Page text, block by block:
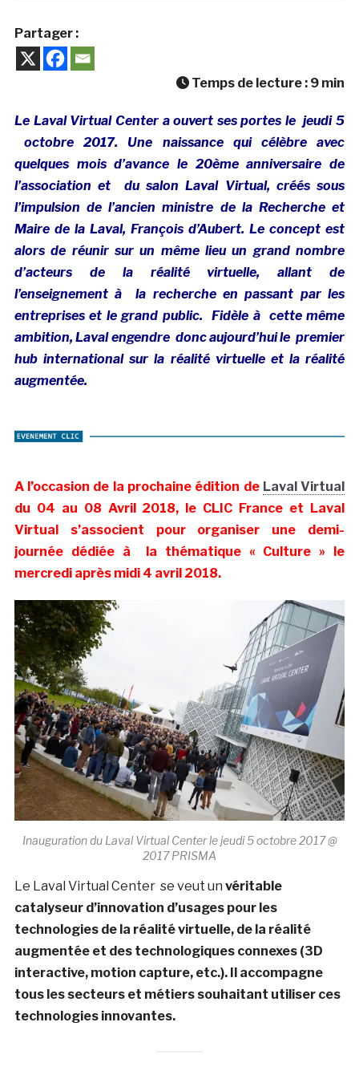
Partager :
Temps de lecture : 9 min
Le Laval Virtual Center a ouvert ses portes le jeudi 5
octobre 2017. Une naissance qui célèbre avec
quelques mois d’avance le 20ème anniversaire de
l’association et du salon Laval Virtual, créés sous
l’impulsion de l’ancien ministre de la Recherche et
Maire de la Laval, François d’Aubert. Le concept est
alors de réunir sur un même lieu un grand nombre
d’acteurs de la réalité virtuelle, allant de
l’enseignement à la recherche en passant par les
entreprises et le grand public. Fidèle à cette même
ambition, Laval engendre donc aujourd’hui lepremier
hub international sur la réalité virtuelle et la réalité
augmentée.
A l’occasion de la prochaine édition de Laval Virtual
du 04 au 08 Avril 2018, le CLIC France et Laval
Virtual s’associent pour organiser une demi-
journée dédiée à la thématique « Culture » le
mercredi après midi 4 avril 2018.
Inauguration du Laval Virtual Center le jeudi 5 octobre 2017 @
2017 PRISMA
Le Laval Virtual Center se veut un véritable
catalyseur d’innovation d’usages pour les
technologies de la réalité virtuelle, de la réalité
augmentée et des technologiques connexes (3D
interactive, motion capture, etc.). Il accompagne
tous les secteurs et métiers souhaitant utiliser ces
technologies innovantes.